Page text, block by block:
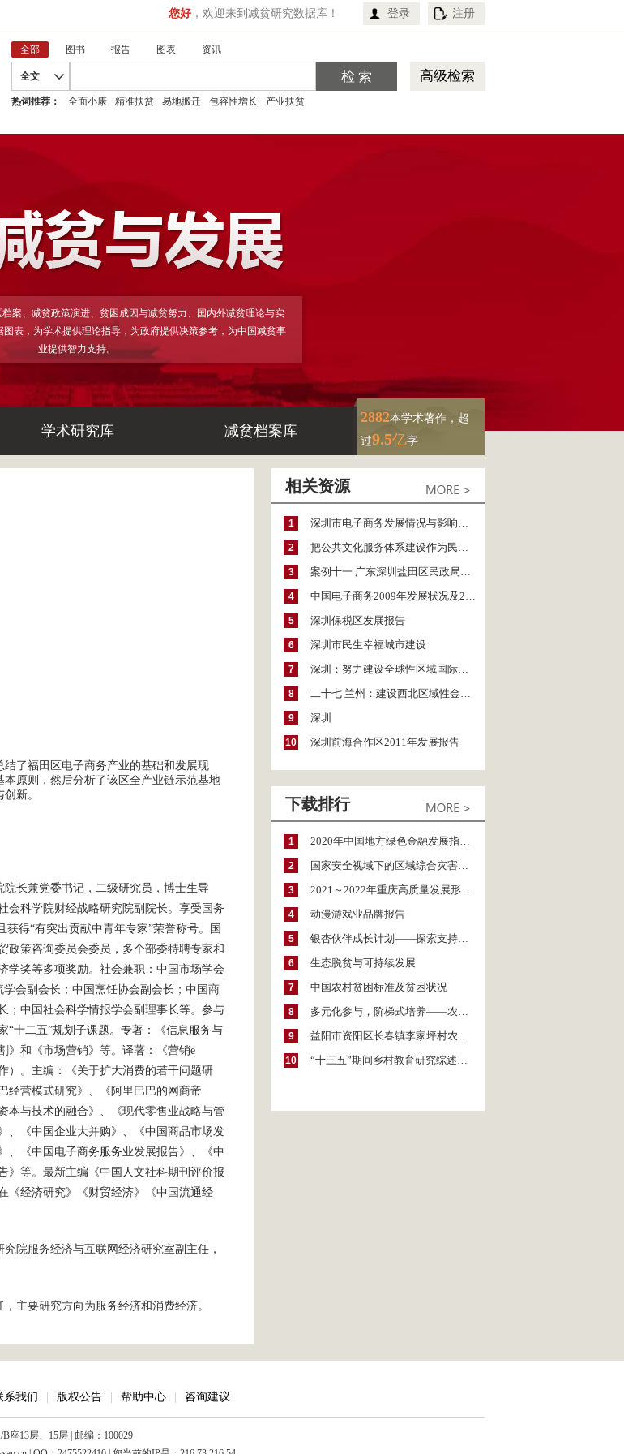
登录 注册
您好 ，欢迎来到减贫研究数据库！
全部 图书 报告 图表 资讯
全文 高级检索
热词推荐： 全面小康 精准扶贫 易地搬迁 包容性增长 产业扶贫
案、减贫政策演进、贫困成因与减贫努力、国内外减贫理论与实
表，为学术提供理论指导，为政府提供决策参考，为中国减贫事
业提供智力支持。
学术研究库 减贫档案库
2882本学术著作，超
过9.5亿字
了福田区电子商务产业的基础和发展现
原则，然后分析了该区全产业链示范基地
新。
长兼党委书记，二级研究员，博士生导
会科学院财经战略研究院副院长。享受国务
得“有突出贡献中青年专家”荣誉称号。国
政策咨询委员会委员，多个部委特聘专家和
学奖等多项奖励。社会兼职：中国市场学会
会副会长；中国烹饪协会副会长；中国商
；中国社会科学情报学会副理事长等。参与
“十二五”规划子课题。专著：《信息服务与
》和《市场营销》等。译著：《营销e
）。主编：《关于扩大消费的若干问题研
营模式研究》、《阿里巴巴的网商帝
本与技术的融合》、《现代零售业战略与管
、《中国企业大并购》、《中国商品市场发
、《中国电子商务服务业发展报告》、《中
》等。最新主编《中国人文社科期刊评价报
《经济研究》《财贸经济》《中国流通经
院服务经济与互联网经济研究室副主任，
主要研究方向为服务经济和消费经济。
相关资源
1 深圳市电子商务发展情况与影响力评价
2 把公共文化服务体系建设作为民生大事抓紧抓好——深圳公共文化服务体系建设的实践与思考
3 案例十一 广东深圳盐田区民政局：社区治理体制改革
4 中国电子商务2009年发展状况及2010年关注热点
5 深圳保税区发展报告
6 深圳市民生幸福城市建设
7 深圳：努力建设全球性区域国际金融中心
8 二十七 兰州：建设西北区域性金融中心
9 深圳
10 深圳前海合作区2011年发展报告
下载排行
1 2020年中国地方绿色金融发展指数报告
2 国家安全视域下的区域综合灾害风险防范与风险融资战略思考
3 2021～2022年重庆高质量发展形势分析与预测
4 动漫游戏业品牌报告
5 银杏伙伴成长计划——探索支持公益人才的路径
6 生态脱贫与可持续发展
7 中国农村贫困标准及贫困状况
8 多元化参与，阶梯式培养——农家女机构农村妇女参政项目介绍
9 益阳市资阳区长春镇李家坪村农民增收调研报告
10 “十三五”期间乡村教育研究综述（2015～2020）
系我们 版权公告 帮助中心 咨询建议
座13层、15层 | 邮编：100029